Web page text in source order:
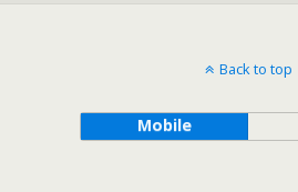
Back to top
Mobile